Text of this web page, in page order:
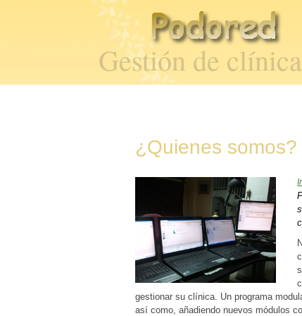
Gestión de
¿Quienes somos?
gestionar su clínica. Un programa
así como, añadiendo nuevos módulos